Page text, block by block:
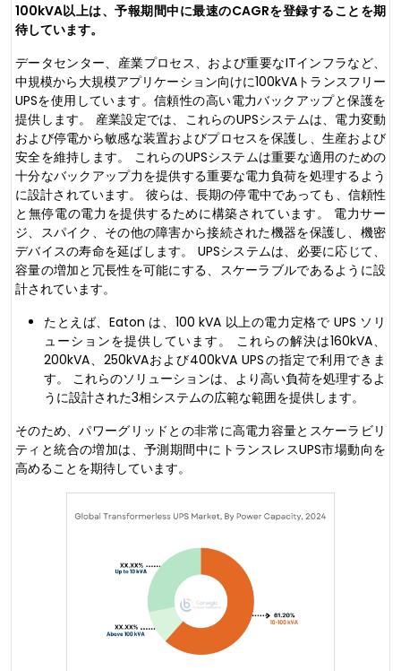
100kVA以上は、予報期間中に最速のCAGRを登録することを期
待しています。
データセンター、産業プロセス、および重要なITインフラなど、
中規模から大規模アプリケーション向けに100kVAトランスフリー
UPSを使用しています。信頼性の高い電力バックアップと保護を
提供します。 産業設定では、これらのUPSシステムは、電力変動
および停電から敏感な装置およびプロセスを保護し、生産および
安全を維持します。 これらのUPSシステムは重要な適用のための
十分なバックアップ力を提供する重要な電力負荷を処理するよう
に設計されています。 彼らは、長期の停電中であっても、信頼性
と無停電の電力を提供するために構築されています。 電力サー
ジ、スパイク、その他の障害から接続された機器を保護し、機密
デバイスの寿命を延ばします。 UPSシステムは、必要に応じて、
容量の増加と冗長性を可能にする、スケーラブルであるように設
計されています。
たとえば、Eaton は、100 kVA 以上の電力定格で UPS ソリ
ューションを提供しています。 これらの解決は160kVA、
200kVA、250kVAおよび400kVA UPSの指定で利用できま
す。 これらのソリューションは、より高い負荷を処理するよ
うに設計された3相システムの広範な範囲を提供します。
そのため、パワーグリッドとの非常に高電力容量とスケーラビリ
ティと統合の増加は、予測期間中にトランスレスUPS市場動向を
高めることを期待しています。